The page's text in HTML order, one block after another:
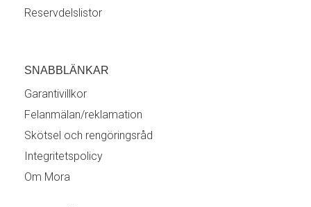
Reservdelslistor
SNABBLÄNKAR
Garantivillkor
Felanmälan/reklamation
Skötsel och rengöringsråd
Integritetspolicy
Om Mora